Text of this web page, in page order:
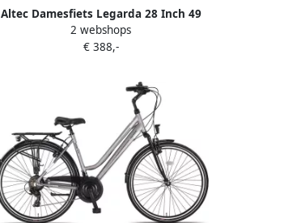
Altec Damesfiets Legarda 28 Inch 49
cm Dames 24V V-Brakes Paars
2 webshops
€ 388,-